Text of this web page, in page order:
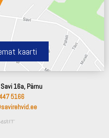
kaarti
16a, Pärnu
5166